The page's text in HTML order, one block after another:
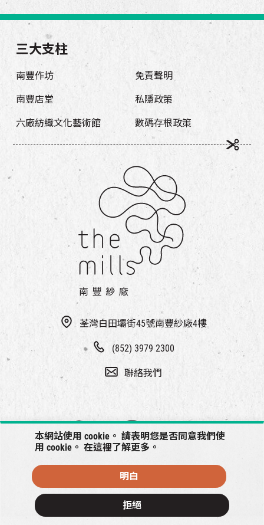
本網站使用 cookie。 請表明您是否同意我們使
用 cookie。 在這裡了解更多。
拒絕
明白
荃灣白田壩街45號南豐紗廠4樓
(852) 3979 2300
聯絡我們
三大支柱
南豐作坊
南豐店堂
六廠紡織文化藝術館
免責聲明
私隱政策
數碼存根政策
© 2026 南豐紗廠將保留一切權利